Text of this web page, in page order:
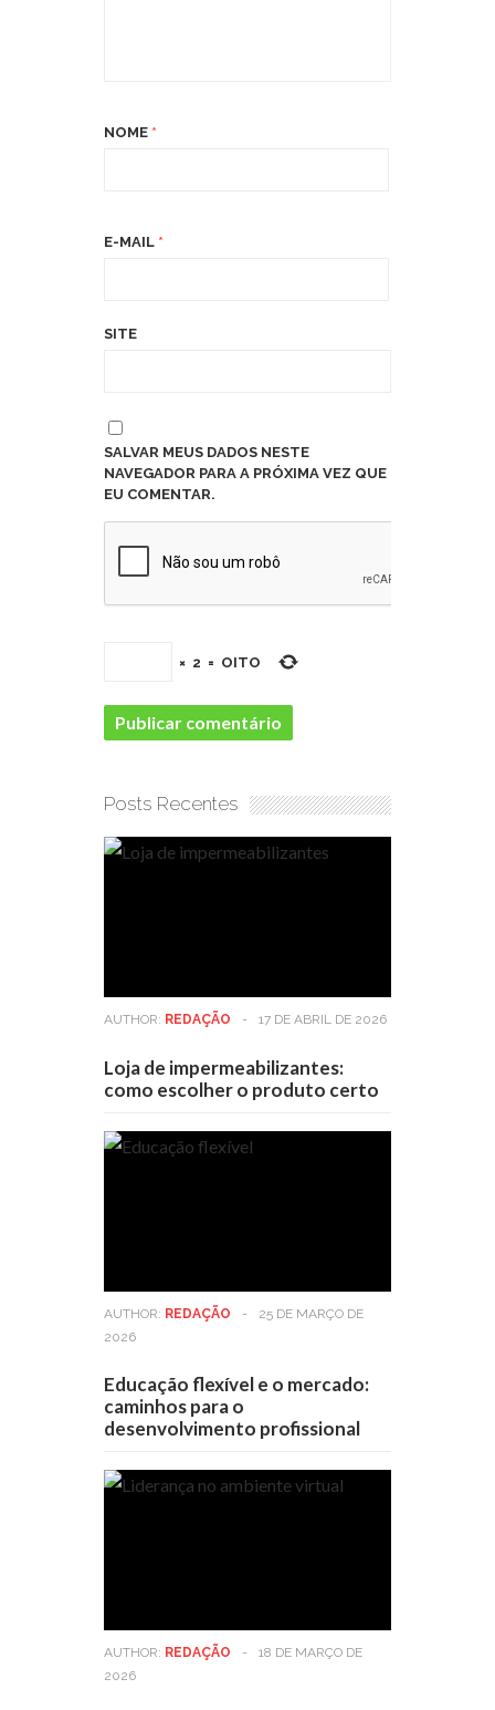
NOME *
E-MAIL *
SITE
SALVAR MEUS DADOS NESTE
NAVEGADOR PARA A PRÓXIMA VEZ QUE
EU COMENTAR.
× 2 = OITO
Posts Recentes
AUTHOR: REDAÇÃO - 17 DE ABRIL DE 2026
Loja de impermeabilizantes:
como escolher o produto certo
AUTHOR: REDAÇÃO -
25 DE MARÇO DE
2026
Educação flexível e o mercado:
caminhos para o
desenvolvimento profissional
AUTHOR: REDAÇÃO -
18 DE MARÇO DE
2026